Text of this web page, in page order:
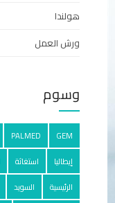
هولندا
ورش العمل
وسوم
GEM
PALMED
إيطاليا
استغاثة
الرئيسية
السويد